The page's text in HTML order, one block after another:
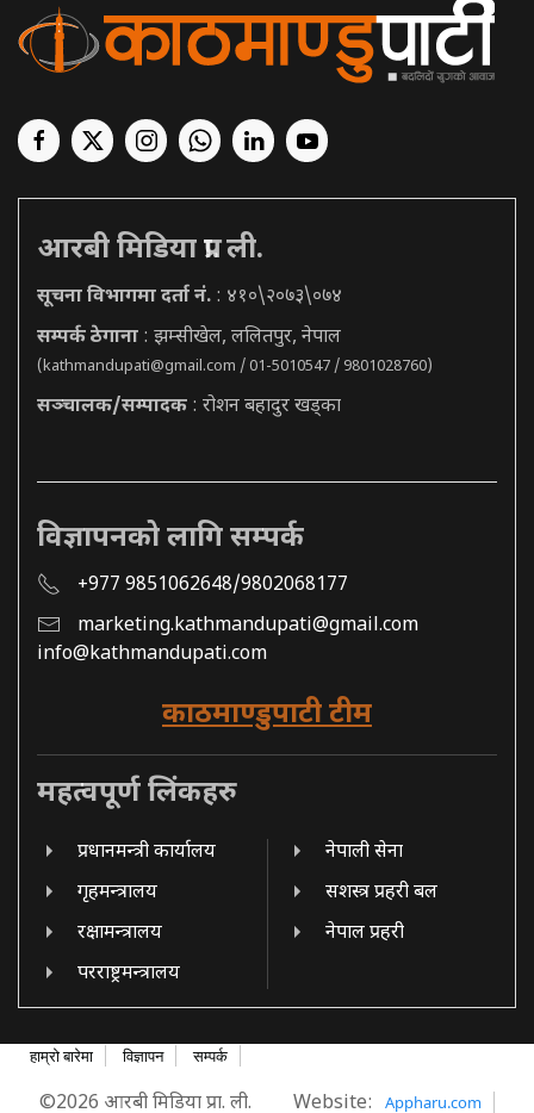
आरबी मिडिया प्रा. ली.
सूचना विभागमा दर्ता नं. : ४१०\२०७३\०७४
सम्पर्क ठेगाना : झम्सीखेल, ललितपुर, नेपाल
(kathmandupati@gmail.com / 01-5010547 / 9801028760)
सञ्चालक/सम्पादक : रोशन बहादुर खड्का
विज्ञापनको लागि सम्पर्क
+977 9851062648/9802068177
marketing.kathmandupati@gmail.com
info@kathmandupati.com
काठमाण्डुपाटी टीम
महत्वपूर्ण लिंकहरु
प्रधानमन्त्री कार्यालय
गृहमन्त्रालय
रक्षामन्त्रालय
परराष्ट्रमन्त्रालय
नेपाली सेना
सशस्त्र प्रहरी बल
नेपाल प्रहरी
हाम्रो बारेमा विज्ञापन सम्पर्क
©2026 आरबी मिडिया प्रा. ली. Website: Appharu.com